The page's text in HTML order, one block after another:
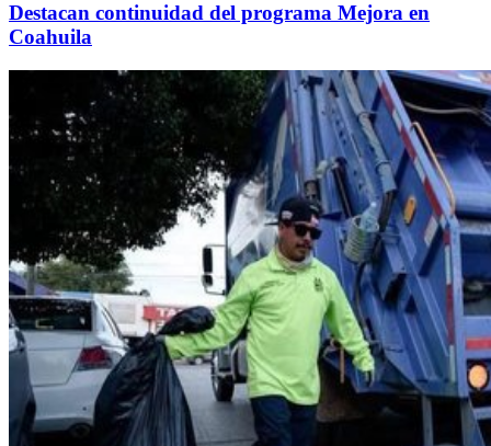
Destacan continuidad del programa Mejora en
Coahuila